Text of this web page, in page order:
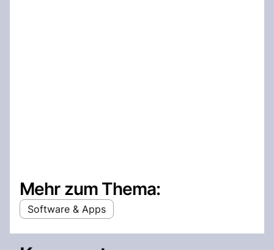
Mehr zum Thema:
Software & Apps